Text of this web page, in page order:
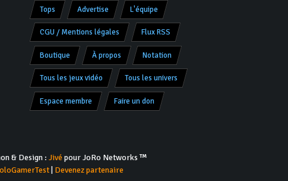
Tops Advertise L'équipe
CGU / Mentions légales Flux RSS
Boutique À propos Notation
Tous les jeux vidéo Tous les univers
Espace membre Faire un don
& Design : Jivépour JoRo Networks ™
| Devenez partenaire